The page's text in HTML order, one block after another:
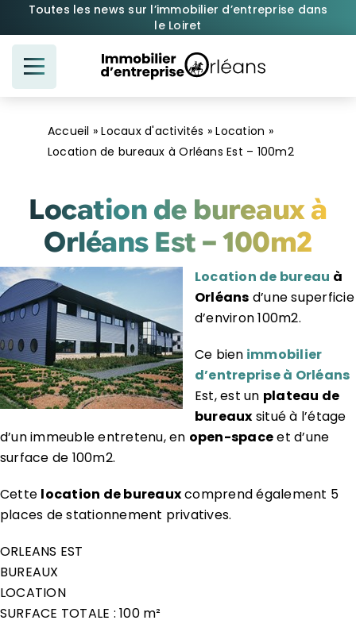
Passer
contenu
Toutes les news sur l’immobilier d’entreprise dans
le Loiret
Accueil »Locaux d'activités »Location »
Location de bureaux à Orléans Est – 100m2
Location de bureaux à
Orléans Est – 100m2
Location de bureau à
Orléans d’une superficie
d’environ 100m2.
Ce bien immobilier
d’entreprise à Orléans
Est, est un plateau de
bureaux situé à l’étage
d’un immeuble entretenu, en open-spaceet d’une
surface de 100m2.
Cette location de bureauxcomprend également 5
places de stationnement privatives.
ORLEANS EST
BUREAUX
LOCATION
SURFACE TOTALE : 100 m²